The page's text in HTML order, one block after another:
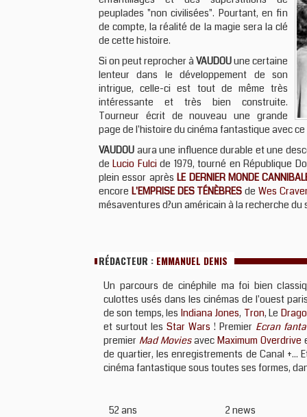
peuplades "non civilisées". Pourtant, en fin
de compte, la réalité de la magie sera la clé
de cette histoire.
Si on peut reprocher à VAUDOUune certaine
lenteur dans le développement de son
intrigue, celle-ci est tout de même très
intéressante et très bien construite.
Tourneur écrit de nouveau une grande
page de l'histoire du cinéma fantastique avec
VAUDOU aura une influence durable et une
deLucio Fulcide 1979, tourné en République
plein essor aprèsLE DERNIER MONDE
encore L'EMPRISE DES TÉNÈBRES deWes
mésaventures d?un américain à la recherche
RÉDACTEUR : EMMANUEL DENIS
Un parcours de cinéphile ma foi bien
culottes usés dans les cinémas de l'ouest
de son temps, les Indiana Jones, Tron, Le
et surtout les Star Wars ! Premier Ecran
premier Mad Moviesavec Maximum Overdrive
de quartier, les enregistrements de Canal +...
cinéma fantastique sous toutes ses formes,
52 ans 2 news